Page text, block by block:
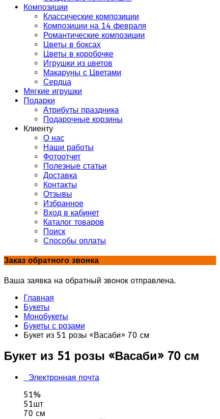
Композиции
Классические композиции
Композиции на 14 февраля
Романтические композиции
Цветы в боксах
Цветы в коробочке
Игрушки из цветов
Макаруны с Цветами
Сердца
Мягкие игрушки
Подарки
Атрибуты праздника
Подарочные корзины
Клиенту
О нас
Наши работы
Фотоотчет
Полезные статьи
Доставка
Контакты
Отзывы
Избранное
Вход в кабинет
Каталог товаров
Поиск
Способы оплаты
Заказ обратного звонка
Ваша заявка на обратный звонок отправлена.
Главная
Букеты
Монобукеты
Букеты с розами
Букет из 51 розы «Васаби» 70 см
Букет из 51 розы «Васаби» 70 см
Электронная почта
51%
51шт
70 см